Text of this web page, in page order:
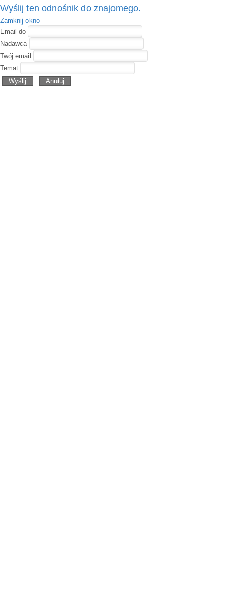
Wyślij ten odnośnik do znajomego.
Zamknij okno
Email do
Nadawca
Twój email
Temat
Wyślij
Anuluj